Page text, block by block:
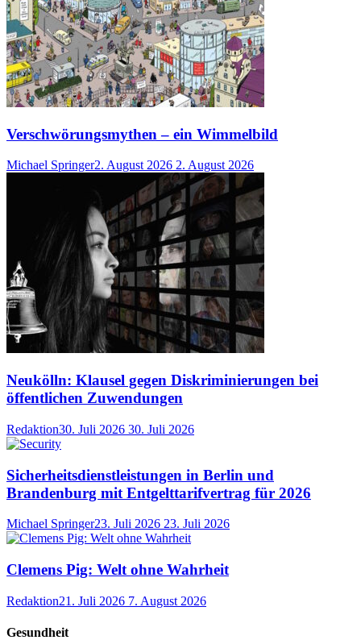
Verschwörungsmythen – ein Wimmelbild
Michael Springer2. August 2026 2. August 2026
Neukölln: Klausel gegen Diskriminierungen bei
öffentlichen Zuwendungen
Redaktion30. Juli 2026 30. Juli 2026
Sicherheitsdienstleistungen in Berlin und
Brandenburg mit Entgelttarifvertrag für 2026
Michael Springer23. Juli 2026 23. Juli 2026
Clemens Pig: Welt ohne Wahrheit
Redaktion21. Juli 2026 7. August 2026
Gesundheit